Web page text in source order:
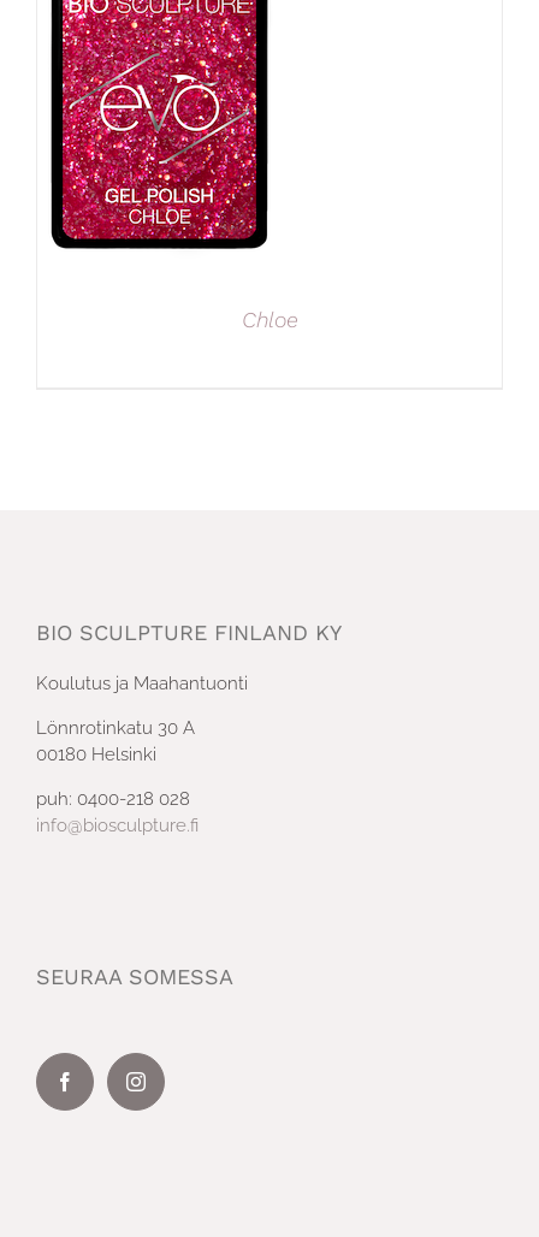
Chloe
BIO SCULPTURE FINLAND KY
Koulutus ja Maahantuonti
Lönnrotinkatu 30 A
00180 Helsinki
puh: 0400-218 028
info@biosculpture.fi
SEURAA SOMESSA